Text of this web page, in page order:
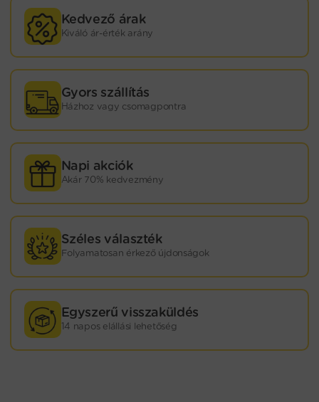
Kedvező árak
Kiváló ár-érték arány
Gyors szállítás
Házhoz vagy csomagpontra
Napi akciók
Akár 70% kedvezmény
Széles választék
Folyamatosan érkező újdonságok
Egyszerű visszaküldés
14 napos elállási lehetőség